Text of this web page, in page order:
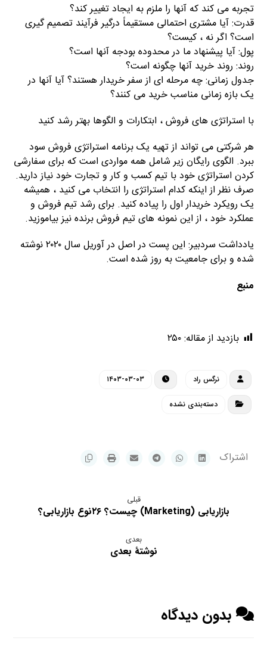
تجربه می کند که آنها را ملزم به ایجاد تغییر کند؟
قدرت: آیا مشتری احتمالی مستقیماً درگیر فرآیند تصمیم گیری
است؟ اگر نه ، کیست؟
پول: آیا پیشنهاد ما در محدوده بودجه آنها است؟
روند: روند خرید آنها چگونه است؟
جدول زمانی: چه مرحله ای از سفر خریدار هستند؟ آیا آنها در
یک بازه زمانی مناسب خرید می کنند؟
با استراتژی های فروش ، ابتکارات و الگوها بهتر رشد کنید
هر شرکتی می تواند از تهیه یک برنامه استراتژی فروش سود
ببرد. الگوی رایگان زیر شامل همه مواردی است که برای سفارشی
کردن استراتژی خود با تیم کسب و کار و تجارت خود نیاز دارید.
صرف نظر از اینکه کدام استراتژی را انتخاب می کنید ، همیشه
یک رویکرد خریدار اول را پیاده کنید. برای رشد تیم فروش و
عملکرد خود ، از این نمونه های تیم فروش برنده نیز بیاموزید.
یادداشت سردبیر: این پست در اصل در آوریل سال ۲۰۲۰ نوشته
شده و برای جامعیت به روز شده است.
منبع
بازدید از مقاله: ۲۵۰
نرگس راد ۱۴۰۳-۰۳-۰۳
دسته‌بندی نشده
قبلی
بازاریابی (Marketing) چیست؟ ۲۶نوع بازاریابی؟
بعدی
نوشتهٔ بعدی
بدون دیدگاه